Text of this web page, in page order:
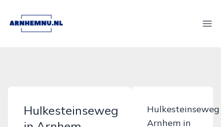
arnhemnu.nl
Hulkesteinseweg
Hulkesteinseweg
Arnhem in